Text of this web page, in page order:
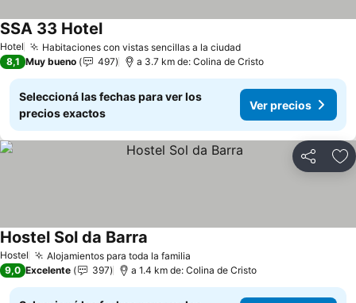
Hotel Habitaciones con vistas sencillas a la ciudadVer precios
SSA 33 HotelVer precios
8,1 Muy bueno 497 a 3.7 km de: Colina de Cristo
Seleccioná las fechas para ver los
precios exactos
Ver precios
Compartir
Hostel Alojamientos para toda la familia
Hostel Sol da Barra
9,0 Excelente 397 a 1.4 km de: Colina de Cristo